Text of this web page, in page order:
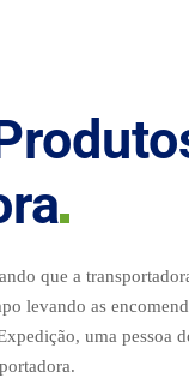
que a
levando as
uma pessoa